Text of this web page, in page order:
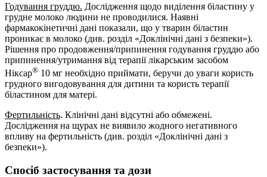
Годування груддю. Дослідження щодо виділення біластину у
грудне молоко людини не проводилися. Наявні
фармакокінетичні дані показали, що у тварин біластин
проникає в молоко (див. розділ «Доклінічні дані з безпеки»).
Рішення про продовження/припинення годування груддю або
припинення/утримання від терапії лікарським засобом
Ніксар® 10 мг необхідно приймати, беручи до уваги користь
грудного вигодовування для дитини та користь терапії
біластином для матері.
Фертильність. Клінічні дані відсутні або обмежені.
Дослідження на щурах не виявило жодного негативного
впливу на фертильність (див. розділ «Доклінічні дані з
безпеки»).
Спосіб застосування та дози